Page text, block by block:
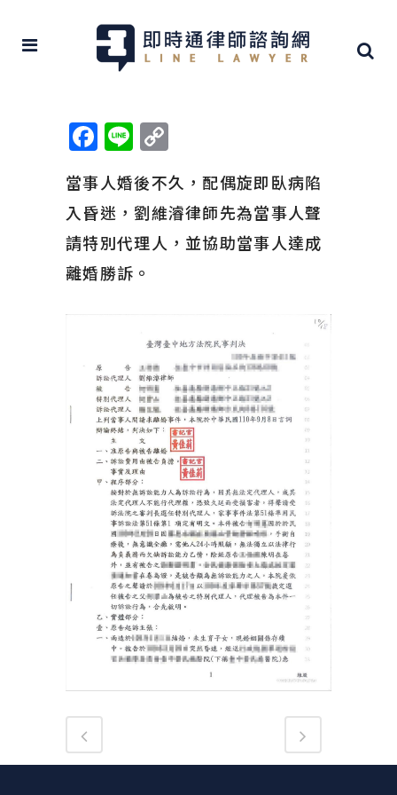
Facebook
Line
Link
當事人婚後不久，配偶旋即臥病陷
入昏迷，劉維濬律師先為當事人聲
請特別代理人，並協助當事人達成
離婚勝訴。